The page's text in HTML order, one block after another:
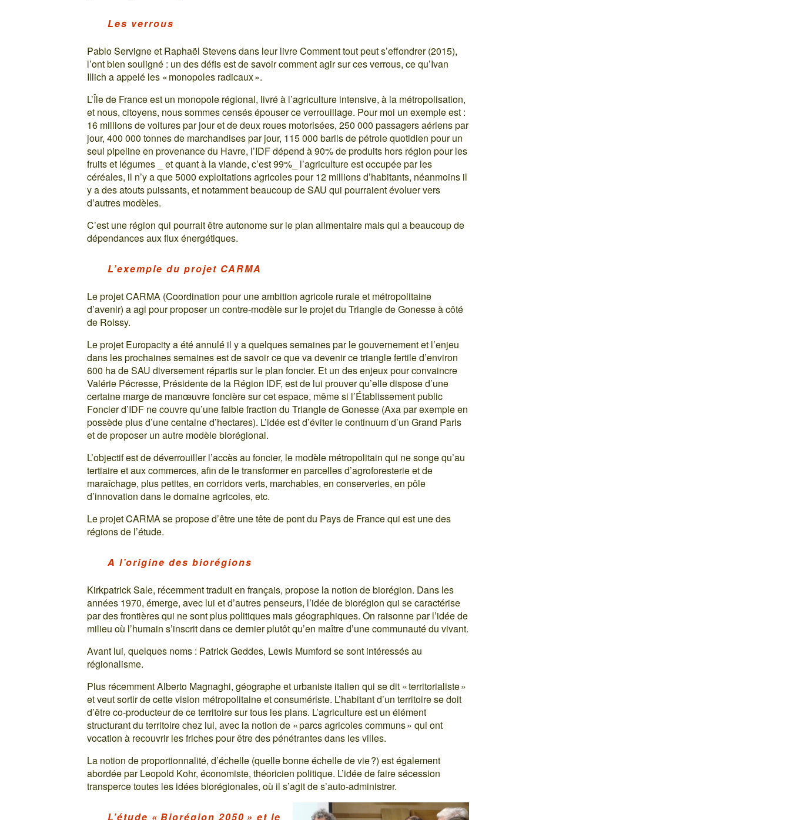
Les verrous
Pablo Servigne et Raphaël Stevens dans leur livre Comment tout peut s’effondrer (2015),
l’ont bien souligné : un des défis est de savoir comment agir sur ces verrous, ce qu’Ivan
Illich a appelé les « monopoles radicaux ».
L’Île de France est un monopole régional, livré à l’agriculture intensive, à la métropolisation,
et nous, citoyens, nous sommes censés épouser ce verrouillage. Pour moi un exemple est :
16 millions de voitures par jour et de deux roues motorisées, 250 000 passagers aériens par
jour, 400 000 tonnes de marchandises par jour, 115 000 barils de pétrole quotidien pour un
seul pipeline en provenance du Havre, l’IDF dépend à 90% de produits hors région pour les
fruits et légumes _ et quant à la viande, c’est 99%_ l’agriculture est occupée par les
céréales, il n’y a que 5000 exploitations agricoles pour 12 millions d’habitants, néanmoins il
y a des atouts puissants, et notamment beaucoup de SAU qui pourraient évoluer vers
d’autres modèles.
C’est une région qui pourrait être autonome sur le plan alimentaire mais qui a beaucoup de
dépendances aux flux énergétiques.
L’exemple du projet CARMA
Le projet CARMA (Coordination pour une ambition agricole rurale et métropolitaine
d’avenir) a agi pour proposer un contre-modèle sur le projet du Triangle de Gonesse à côté
de Roissy.
Le projet Europacity a été annulé il y a quelques semaines par le gouvernement et l’enjeu
dans les prochaines semaines est de savoir ce que va devenir ce triangle fertile d’environ
600 ha de SAU diversement répartis sur le plan foncier. Et un des enjeux pour convaincre
Valérie Pécresse, Présidente de la Région IDF, est de lui prouver qu’elle dispose d’une
certaine marge de manœuvre foncière sur cet espace, même si l’Établissement public
Foncier d’IDF ne couvre qu’une faible fraction du Triangle de Gonesse (Axa par exemple en
possède plus d’une centaine d’hectares). L’idée est d’éviter le continuum d’un Grand Paris
et de proposer un autre modèle biorégional.
L’objectif est de déverrouiller l’accès au foncier, le modèle métropolitain qui ne songe qu’au
tertiaire et aux commerces, afin de le transformer en parcelles d’agroforesterie et de
maraîchage, plus petites, en corridors verts, marchables, en conserveries, en pôle
d’innovation dans le domaine agricoles, etc.
Le projet CARMA se propose d’être une tête de pont du Pays de France qui est une des
régions de l’étude.
A l’origine des biorégions
Kirkpatrick Sale, récemment traduit en français, propose la notion de biorégion. Dans les
années 1970, émerge, avec lui et d’autres penseurs, l’idée de biorégion qui se caractérise
par des frontières qui ne sont plus politiques mais géographiques. On raisonne par l’idée de
milieu où l’humain s’inscrit dans ce dernier plutôt qu’en maître d’une communauté du vivant.
Avant lui, quelques noms : Patrick Geddes, Lewis Mumford se sont intéressés au
régionalisme.
Plus récemment Alberto Magnaghi, géographe et urbaniste italien qui se dit « territorialiste »
et veut sortir de cette vision métropolitaine et consumériste. L’habitant d’un territoire se doit
d’être co-producteur de ce territoire sur tous les plans. L’agriculture est un élément
structurant du territoire chez lui, avec la notion de « parcs agricoles communs » qui ont
vocation à recouvrir les friches pour être des pénétrantes dans les villes.
La notion de proportionnalité, d’échelle (quelle bonne échelle de vie ?) est également
abordée par Leopold Kohr, économiste, théoricien politique. L’idée de faire sécession
transperce toutes les idées biorégionales, où il s’agit de s’auto-administrer.
L’étude « Biorégion 2050 » et le